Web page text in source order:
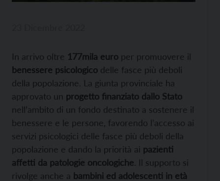
In arrivo oltre 177mila euro per promuovere il
benessere psicologico delle fasce più deboli
della popolazione. La giunta provinciale ha
approvato un progetto finanziato dallo Stato
nell’ambito di un fondo destinato a sostenere il
benessere e le persone, favorendo l’accesso ai
servizi psicologici delle fasce più deboli della
popolazione e dando la priorità ai pazienti
affetti da patologie oncologiche. Il supporto si
rivolge anche a bambini ed adolescenti in età